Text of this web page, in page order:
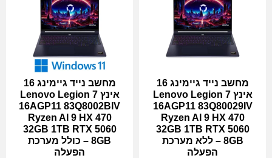
מחשב נייד גיימינג 16
אינץ Lenovo Legion 7
16AGP11 83Q80029IV
Ryzen AI 9 HX 470
32GB 1TB RTX 5060
8GB – ללא מערכת
הפעלה
מחשב נייד גיימינג 16
אינץ Lenovo Legion 7
16AGP11 83Q8002BIV
Ryzen AI 9 HX 470
32GB 1TB RTX 5060
8GB – כולל מערכת
הפעלה